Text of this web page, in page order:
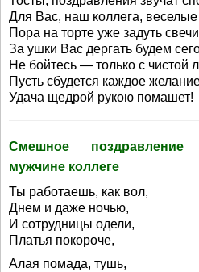
Для Вас, наш коллега, веселые
Пора на торте уже задуть
За ушки Вас дергать будем
Не бойтесь — только с чистой
Пусть сбудется каждое
Удача щедрой рукою помашет!
Смешное
мужчине коллеге
Ты работаешь, как вол,
Днем и даже ночью,
И сотрудницы одели,
Платья покороче,
Алая помада, тушь,